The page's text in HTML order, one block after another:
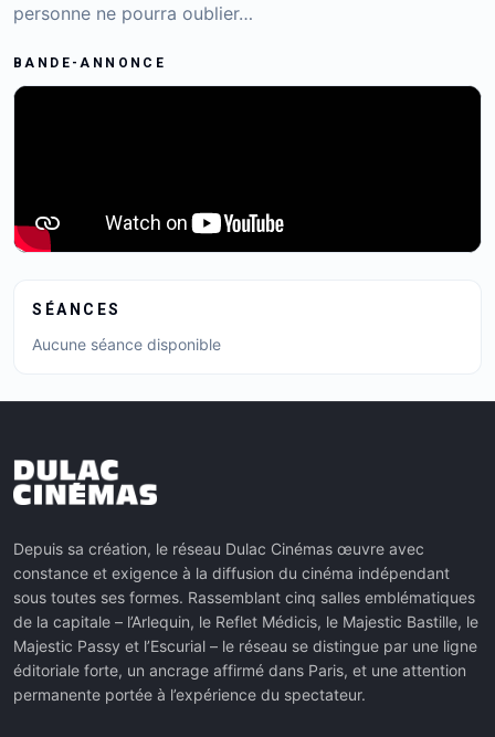
SÉANCES
Aucune séance disponible
personne ne pourra oublier…
BANDE-ANNONCE
Depuis sa création, le réseau Dulac Cinémas œuvre avec
constance et exigence à la diffusion du cinéma indépendant
sous toutes ses formes. Rassemblant cinq salles emblématiques
de la capitale – l’Arlequin, le Reflet Médicis, le Majestic Bastille, le
Majestic Passy et l’Escurial – le réseau se distingue par une ligne
éditoriale forte, un ancrage affirmé dans Paris, et une attention
permanente portée à l’expérience du spectateur.